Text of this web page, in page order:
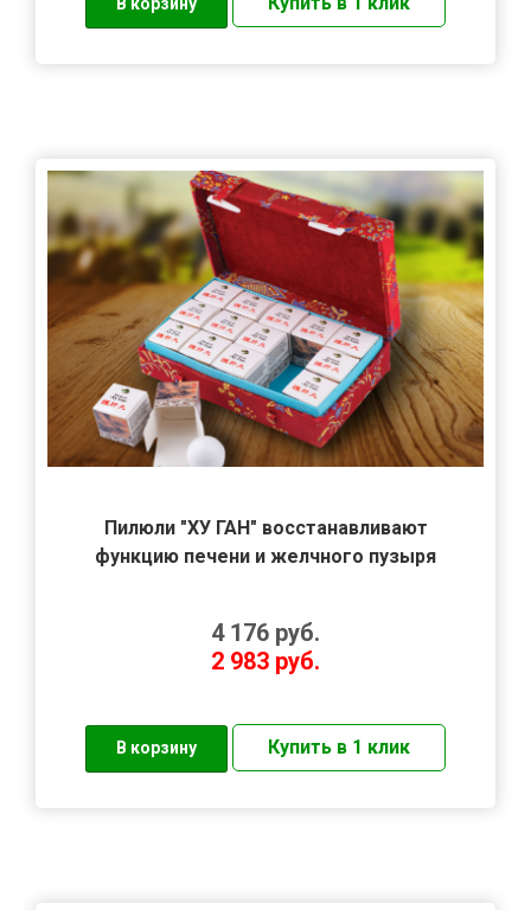
Пилюли "ХУ ГАН" восстанавливают
функцию печени и желчного пузыря
4 176 руб.
2 983 руб.